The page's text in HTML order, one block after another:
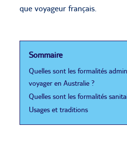
que voyageur français.
Sommaire
Quelles sont les formalités
voyager en Australie ?
Quelles sont les formalités
Usages et traditions